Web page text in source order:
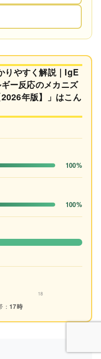
りやすく解説｜IgE
ー反応のメカニズ
年版】」はこん
100%
100%
18
：17時